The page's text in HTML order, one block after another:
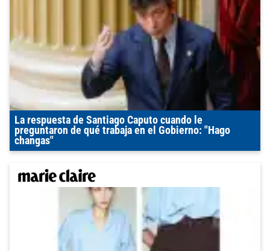
La respuesta de Santiago Caputo cuando le
preguntaron de qué trabaja en el Gobierno: "Hago
changas"